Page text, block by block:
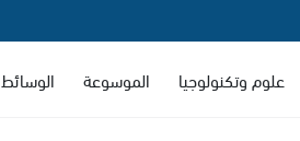
علوم وتكنولوجيا الموسوعة الوسائط